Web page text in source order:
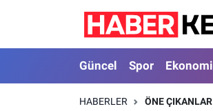
Güncel Spor Ekonomi
HABERLER ÖNE ÇIKANLAR
Güncel
Spor
Nöbetçi Eczaneler
Hava Durumu